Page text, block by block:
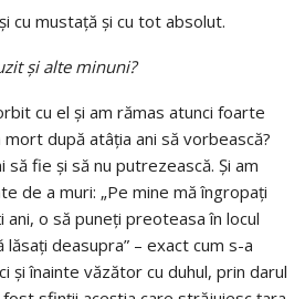
cu mustaţă şi cu tot absolut.
şi alte minuni?
cu el şi am rămas atunci foarte
după atâţia ani să vorbească?
să fie şi să nu putrezească. Şi am
de a muri: „Pe mine mă îngropaţi
ani, o să puneţi preoteasa în locul
deasupra” – exact cum s-a
şi înainte văzător cu duhul, prin darul